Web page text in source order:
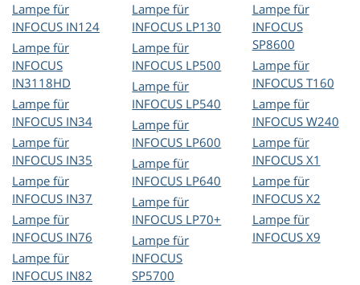
Lampe für
INFOCUS IN124
Lampe für
INFOCUS
IN3118HD
Lampe für
INFOCUS IN34
Lampe für
INFOCUS IN35
Lampe für
INFOCUS IN37
Lampe für
INFOCUS IN76
Lampe für
INFOCUS IN82
Lampe für
INFOCUS LP130
Lampe für
INFOCUS LP500
Lampe für
INFOCUS LP540
Lampe für
INFOCUS LP600
Lampe für
INFOCUS LP640
Lampe für
INFOCUS LP70+
Lampe für
INFOCUS
SP5700
Lampe für
INFOCUS
SP8600
Lampe für
INFOCUS T160
Lampe für
INFOCUS W240
Lampe für
INFOCUS X1
Lampe für
INFOCUS X2
Lampe für
INFOCUS X9